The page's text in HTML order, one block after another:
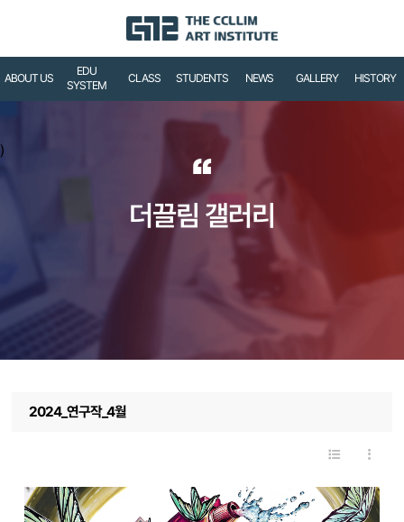
ABOUT US
EDU
SYSTEM
CLASS STUDENTS NEWS GALLERY HISTORY
)
“
더끌림 갤러리
2024_연구작_4월